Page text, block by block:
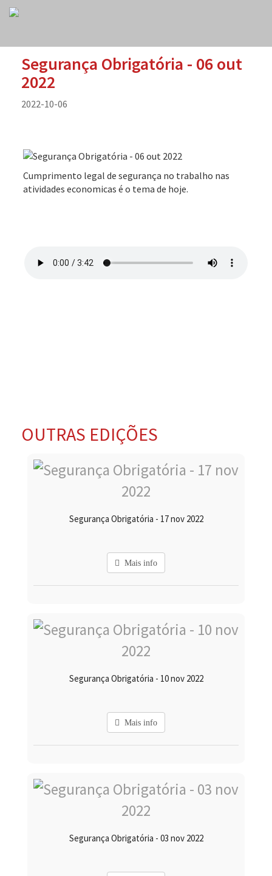
Segurança Obrigatória - 06 out
2022
2022-10-06
Cumprimento legal de segurança no trabalho nas
atividades economicas é o tema de hoje.
OUTRAS EDIÇÕES
Segurança Obrigatória - 17 nov 2022
Mais info
Segurança Obrigatória - 10 nov 2022
Mais info
Segurança Obrigatória - 03 nov 2022